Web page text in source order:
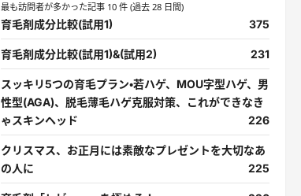
最も訪問者が多かった記事 10 件 (過去 28 日間)
育毛剤成分比較(試用1) 375
育毛剤成分比較(試用1)&(試用2) 231
スッキリ5つの育毛プラン・若ハゲ、MOU字型ハゲ、男
性型(AGA)、脱毛薄毛ハゲ克服対策、これができなき
ゃスキンヘッド
226
クリスマス、お正月には素敵なプレゼントを大切なあ
の人に
225